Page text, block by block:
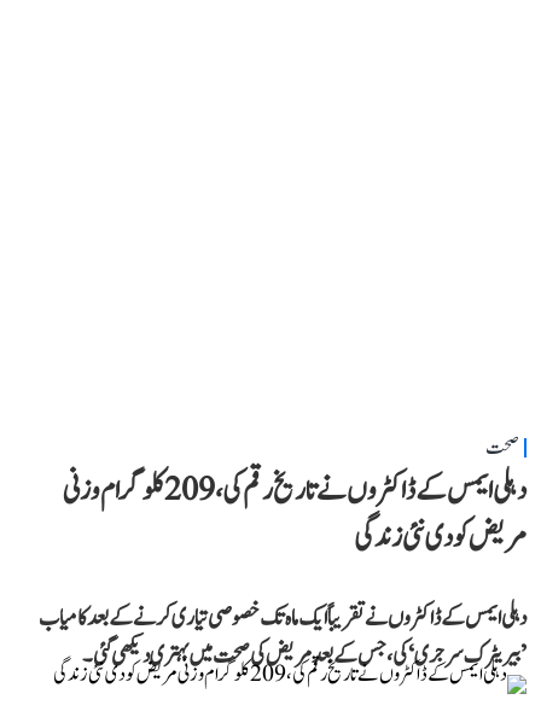
صحت
دہلی ایمس کے ڈاکٹروں نے تاریخ رقم کی، 209 کلوگرام وزنی
مریض کو دی نئی زندگی
دہلی ایمس کے ڈاکٹروں نے تقریباً ایک ماہ تک خصوصی تیاری کرنے کے بعد کامیاب
’بیریٹرک سرجری‘ کی، جس کے بعد مریض کی صحت میں بہتری دیکھی گئی۔